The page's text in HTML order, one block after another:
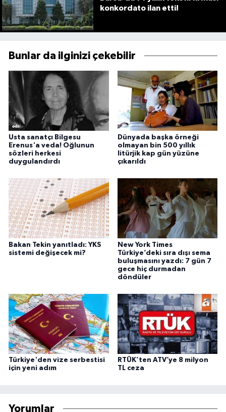
konkordato ilan etti!
Bunlar da ilginizi çekebilir
Usta sanatçı Bilgesu
Erenus'a veda! Oğlunun
sözleri herkesi
duygulandırdı
Dünyada başka örneği
olmayan bin 500 yıllık
litürjik kap gün yüzüne
çıkarıldı
Bakan Tekin yanıtladı: YKS
sistemi değişecek mi?
New York Times
Türkiye’deki sıra dışı sema
buluşmasını yazdı: 7 gün 7
gece hiç durmadan
döndüler
Türkiye'den vize serbestisi
için yeni adım
RTÜK’ten ATV’ye 8 milyon
TL ceza
Yorumlar